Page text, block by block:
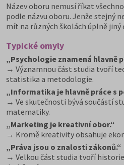
Název oboru nemusí říkat
podle názvu oboru. Jenže stejný
mít na různých školách úplně jiný
Typické omyly
„Psychologie znamená hlavně
→ Významnou část studia tvoří
statistika a metodologie.
„Informatika je hlavně práce s
→ Ve skutečnosti bývá součástí
matematiky.
„Marketing je kreativní obor.“
→ Kromě kreativity obsahuje
„Práva jsou o znalosti zákonů.“
→ Velkou část studia tvoří